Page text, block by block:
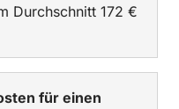
Durchschnitt 172 €
für einen